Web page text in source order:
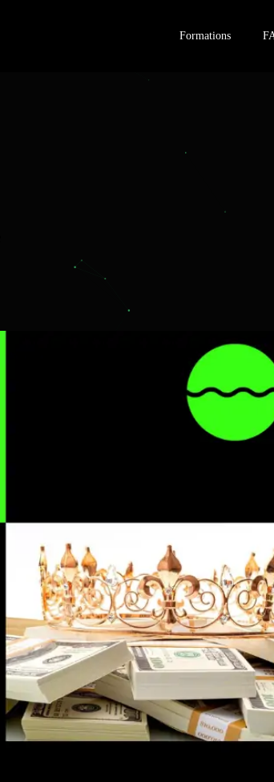
Formations